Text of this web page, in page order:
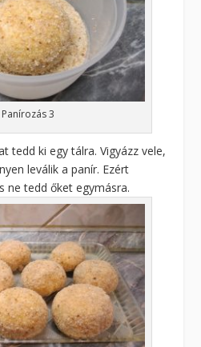
Panírozás 3
tedd ki egy tálra. Vigyázz vele,
leválik a panír. Ezért
ne tedd őket egymásra.